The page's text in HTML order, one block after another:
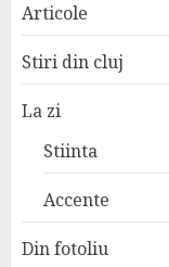
Articole
Stiri din cluj
La zi
Stiinta
Accente
Din fotoliu